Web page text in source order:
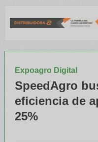
Expoagro Digital
SpeedAgro
eficiencia de
25%